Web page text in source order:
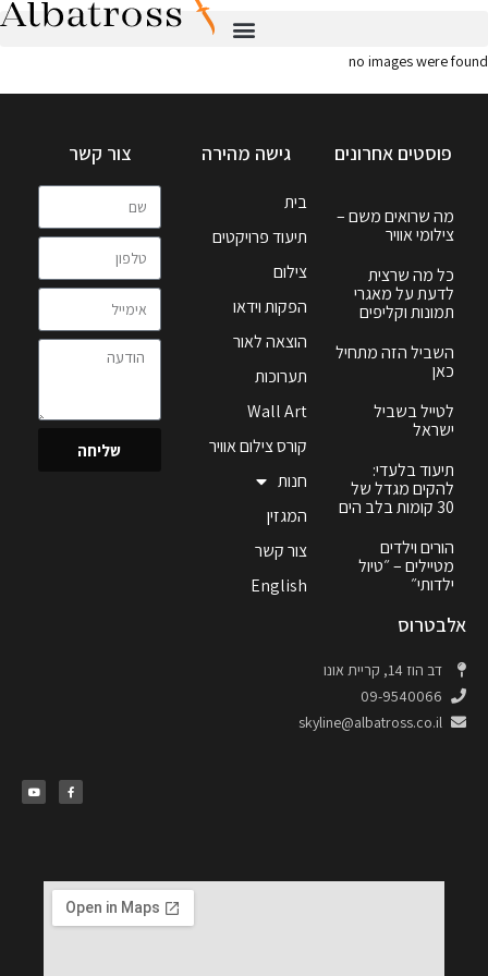
no images were found
פוסטים אחרונים
מה שרואים משם –
צילומי אוויר
כל מה שרצית
לדעת על מאגרי
תמונות וקליפים
השביל הזה מתחיל
כאן
לטייל בשביל
ישראל
תיעוד בלעדי:
להקים מגדל של
30 קומות בלב הים
הורים וילדים
מטיילים – ״טיול
ילדותי״
גישה מהירה
בית
תיעוד פרויקטים
צילום
הפקות וידאו
הוצאה לאור
תערוכות
Wall Art
קורס צילום אוויר
חנות
המגזין
צור קשר
English
צור קשר
שליחה
אלבטרוס
דב הוז 14, קריית אונו
09-9540066
skyline@albatross.co.il